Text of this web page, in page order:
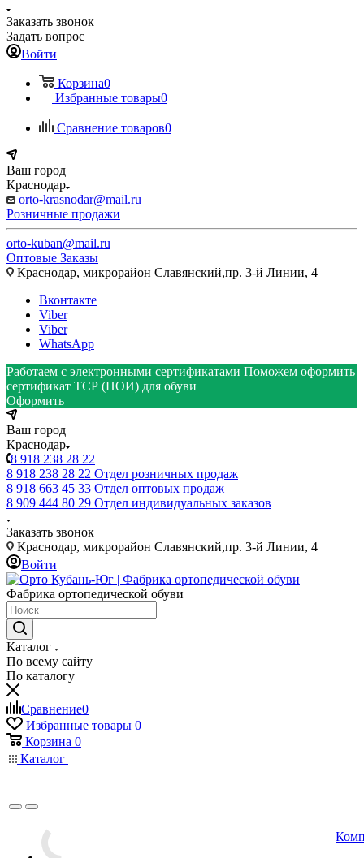
Заказать звонок
Задать вопрос
Войти
Корзина0
Избранные товары0
Сравнение товаров0
Ваш город
Краснодар
orto-krasnodar@mail.ru
Розничные продажи
orto-kuban@mail.ru
Оптовые Заказы
Краснодар, микрорайон Славянский,пр. 3-й Линии, 4
Вконтакте
Viber
Viber
WhatsApp
Работаем с электронными сертификатами Поможем оформить
сертификат ТСР (ПОИ) для обуви
Оформить
Ваш город
Краснодар
8 918 238 28 22
8 918 238 28 22 Отдел розничных продаж
8 918 663 45 33 Отдел оптовых продаж
8 909 444 80 29 Отдел индивидуальных заказов
Заказать звонок
Краснодар, микрорайон Славянский,пр. 3-й Линии, 4
Войти
Фабрика ортопедической обуви
Каталог
По всему сайту
По каталогу
Сравнение0
Избранные товары 0
Корзина 0
Каталог